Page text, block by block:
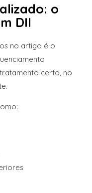
o
DII
no artigo é o
certo, no